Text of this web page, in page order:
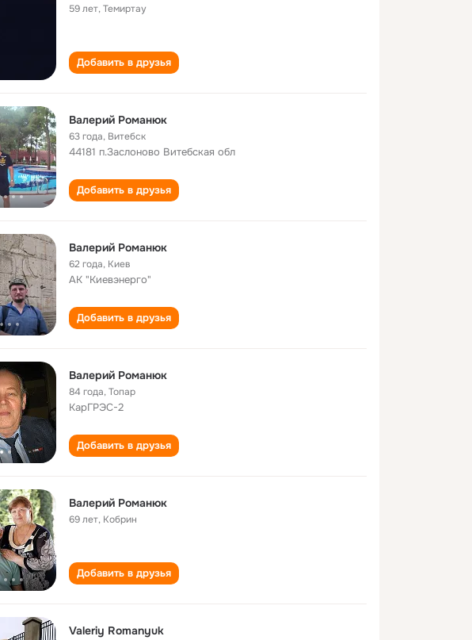
59 лет,Темиртау
Добавить в друзья
Валерий Романюк
63 года, Витебск
44181 п.Заслоново Витебская обл
Добавить в друзья
Валерий Романюк
62 года, Киев
АК "Киевэнерго"
Добавить в друзья
Валерий Романюк
84 года,Топар
КарГРЭС-2
Добавить в друзья
Валерий Романюк
69 лет, Кобрин
Добавить в друзья
Valeriy Romanyuk